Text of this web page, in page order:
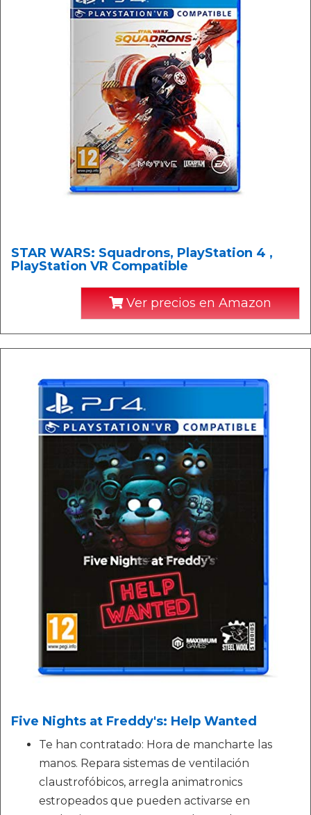
STAR WARS: Squadrons, PlayStation 4 ,
PlayStation VR Compatible
Ver precios en Amazon
Five Nights at Freddy's: Help Wanted
Te han contratado: Hora de mancharte las
manos. Repara sistemas de ventilación
claustrofóbicos, arregla animatronics
estropeados que pueden activarse en